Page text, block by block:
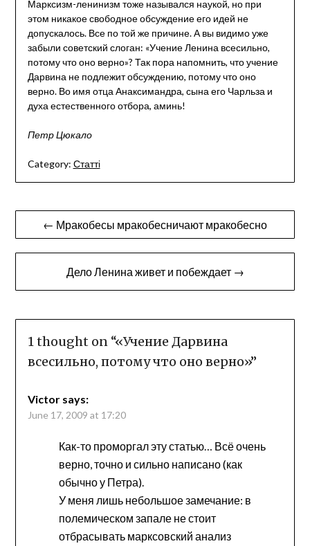
Марксизм-ленинизм тоже назывался наукой, но при
этом никакое свободное обсуждение его идей не
допускалось. Все по той же причине. А вы видимо уже
забыли советский слоган: «Учение Ленина всесильно,
потому что оно верно»? Так пора напомнить, что учение
Дарвина не подлежит обсуждению, потому что оно
верно. Во имя отца Анаксимандра, сына его Чарльза и
духа естественного отбора, аминь!
Петр Цюкало
Category: Статті
Post
navigation
← Мракобесы мракобесничают мракобесно
Дело Ленина живет и побеждает →
1 thought on “«Учение Дарвина
всесильно, потому что оно верно»”
Victor says:
June 17, 2009 at 17:20
Как-то проморгал эту статью… Всё очень
верно, точно и сильно написано (как
обычно у Петра).
У меня лишь небольшое замечание: в
полемическом запале не стоит
отбрасывать марксовский анализ